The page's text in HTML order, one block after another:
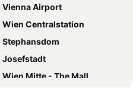
Vienna Airport
Wien Centralstation
Stephansdom
Josefstadt
Wien Mitte - The Mall